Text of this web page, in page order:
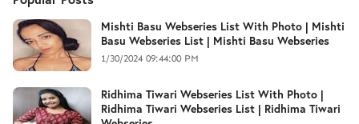
Mishti Basu Webseries List With Photo | Mishti
Basu Webseries List | Mishti Basu Webseries
1/30/2024 09:44:00 PM
Ridhima Tiwari Webseries List With Photo |
Ridhima Tiwari Webseries List | Ridhima Tiwari